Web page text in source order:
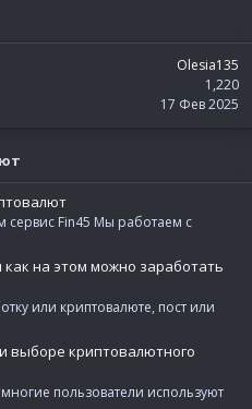
Olesia135
1,220
17 Фев 2025
сервис Fin45 Мы работаем с
на этом можно заработать
или криптовалюте, пост или
выборе криптовалютного
пользователи используют